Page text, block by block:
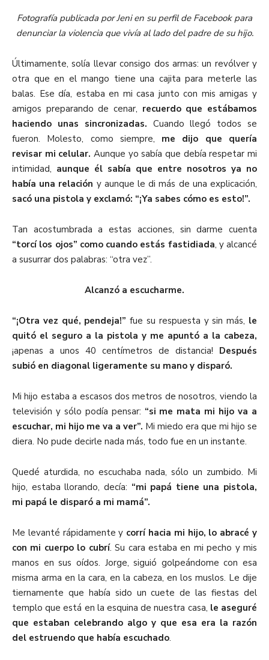
Fotografía publicada por Jeni en su perfil de Facebook para
denunciar la violencia que vivía al lado del padre de su hijo.
Últimamente, solía llevar consigo dos armas: un revólver y
otra que en el mango tiene una cajita para meterle las
balas. Ese día, estaba en mi casa junto con mis amigas y
amigos preparando de cenar, recuerdo que estábamos
haciendo unas sincronizadas. Cuando llegó todos se
fueron. Molesto, como siempre, me dijo que quería
revisar mi celular. Aunque yo sabía que debía respetar mi
intimidad, aunque él sabía que entre nosotros ya no
había una relación y aunque le di más de una explicación,
sacó una pistola y exclamó: “¡Ya sabes cómo es esto!”.
Tan acostumbrada a estas acciones, sin darme cuenta
“torcí los ojos” como cuando estás fastidiada, y alcancé
a susurrar dos palabras: “otra vez”.
Alcanzó a escucharme.
“¡Otra vez qué, pendeja!” fue su respuesta y sin más, le
quitó el seguro a la pistola y me apuntó a la cabeza,
¡apenas a unos 40 centímetros de distancia! Después
subió en diagonal ligeramente su mano y disparó.
Mi hijo estaba a escasos dos metros de nosotros, viendo la
televisión y sólo podía pensar: “si me mata mi hijo va a
escuchar, mi hijo me va a ver”. Mi miedo era que mi hijo se
diera. No pude decirle nada más, todo fue en un instante.
Quedé aturdida, no escuchaba nada, sólo un zumbido. Mi
hijo, estaba llorando, decía: “mi papá tiene una pistola,
mi papá le disparó a mi mamá”.
Me levanté rápidamente y corrí hacia mi hijo, lo abracé y
con mi cuerpo lo cubrí. Su cara estaba en mi pecho y mis
manos en sus oídos. Jorge, siguió golpeándome con esa
misma arma en la cara, en la cabeza, en los muslos. Le dije
tiernamente que había sido un cuete de las fiestas del
templo que está en la esquina de nuestra casa, le aseguré
que estaban celebrando algo y que esa era la razón
del estruendo que había escuchado.